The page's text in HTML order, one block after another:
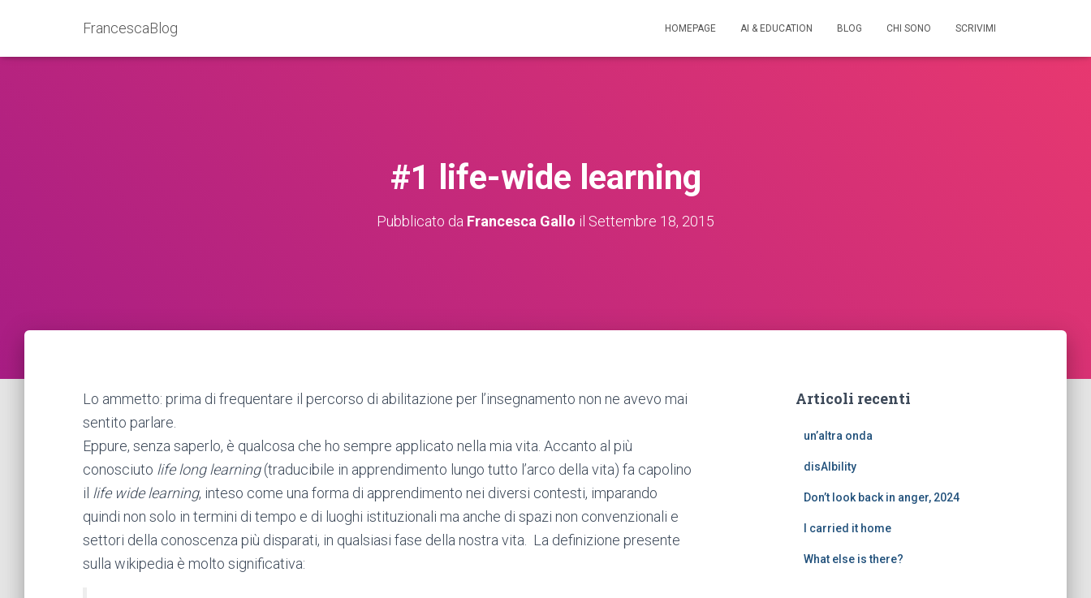
FrancescaBlog HOMEPAGE AI & EDUCATION BLOG CHI SONO SCRIVIMI
#1 life-wide learning
Pubblicato da Francesca Gallo il Settembre 18, 2015
Lo ammetto: prima di frequentare il percorso di abilitazione per l’insegnamento non ne avevo mai
sentito parlare.
Eppure, senza saperlo, è qualcosa che ho sempre applicato nella mia vita. Accanto al più
conosciuto life long learning(traducibile in apprendimento lungo tutto l’arco della vita) fa capolino
il life wide learning, inteso come una forma di apprendimento nei diversi contesti, imparando
quindi non solo in termini di tempo e di luoghi istituzionali ma anche di spazi non convenzionali e
settori della conoscenza più disparati, in qualsiasi fase della nostra vita. La definizione presente
sulla wikipedia è molto significativa:
Articoli recenti
un’altra onda
disAIbility
Don’t look back in anger, 2024
I carried it home
What else is there?